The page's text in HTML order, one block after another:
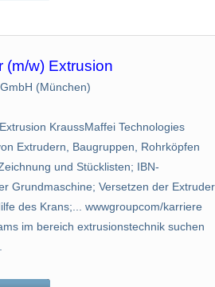
(m/w) Extrusion
(München)
KraussMaffei Technologies
Extrudern, Baugruppen, Rohrköpfen
und Stücklisten; IBN-
Grundmaschine; Versetzen der Extruder
des Krans;... wwwgroupcom/karriere
im bereich extrusionstechnik suchen